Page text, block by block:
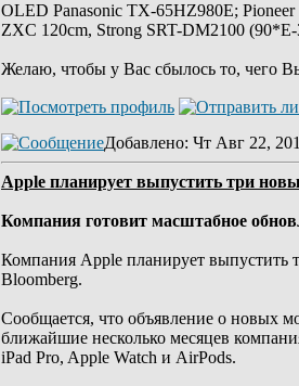
OLED Panasonic TX-65HZ980E;
ZXC 120cm, Strong SRT-DM2100
Желаю, чтобы у Вас сбылось то, чего
Добавлено: Чт Авг 22,
Apple планирует выпустить три
Компания готовит масштабное
Компания Apple планирует выпустить
Bloomberg.
Сообщается, что объявление о новых
ближайшие несколько месяцев
iPad Pro, Apple Watch и AirPods.